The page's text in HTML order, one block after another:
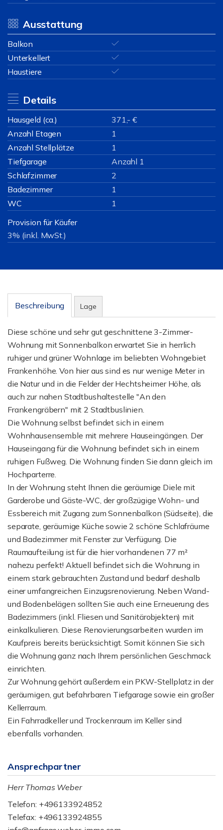
Ausstattung
Balkon
Unterkellert
Haustiere
Details
Hausgeld (ca.)
371,- €
Anzahl Etagen
1
Anzahl Stellplätze
1
Tiefgarage
Anzahl 1
Schlafzimmer
2
Badezimmer
1
WC
1
Provision für Käufer
3% (inkl. MwSt.)
Beschreibung Lage
Diese schöne und sehr gut geschnittene 3-Zimmer-
Wohnung mit Sonnenbalkon erwartet Sie in herrlich
ruhiger und grüner Wohnlage im beliebten Wohngebiet
Frankenhöhe. Von hier aus sind es nur wenige Meter in
die Natur und in die Felder der Hechtsheimer Höhe, als
auch zur nahen Stadtbushaltestelle "An den
Frankengräbern" mit 2 Stadtbuslinien.
Die Wohnung selbst befindet sich in einem
Wohnhausensemble mit mehrere Hauseingängen. Der
Hauseingang für die Wohnung befindet sich in einem
ruhigen Fußweg. Die Wohnung finden Sie dann gleich im
Hochparterre.
In der Wohnung steht Ihnen die geräumige Diele mit
Garderobe und Gäste-WC, der großzügige Wohn- und
Essbereich mit Zugang zum Sonnenbalkon (Südseite), die
separate, geräumige Küche sowie 2 schöne Schlafräume
und Badezimmer mit Fenster zur Verfügung. Die
Raumaufteilung ist für die hier vorhandenen 77 m²
nahezu perfekt! Aktuell befindet sich die Wohnung in
einem stark gebrauchten Zustand und bedarf deshalb
einer umfangreichen Einzugsrenovierung. Neben Wand-
und Bodenbelägen sollten Sie auch eine Erneuerung des
Badezimmers (inkl. Fliesen und Sanitärobjekten) mit
einkalkulieren. Diese Renovierungsarbeiten wurden im
Kaufpreis bereits berücksichtigt. Somit können Sie sich
die Wohnung ganz nach Ihrem persönlichen Geschmack
einrichten.
Zur Wohnung gehört außerdem ein PKW-Stellplatz in der
geräumigen, gut befahrbaren Tiefgarage sowie ein großer
Kellerraum.
Ein Fahrradkeller und Trockenraum im Keller sind
ebenfalls vorhanden.
Ansprechpartner
Herr Thomas Weber
Telefon: +496133924852
Telefax: +496133924855